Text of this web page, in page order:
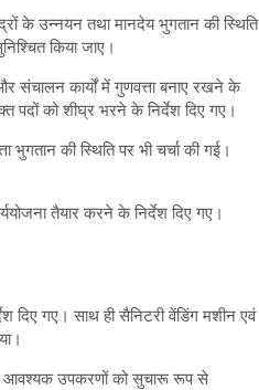
के उन्नयन तथा मानदेय भुगतान की स्थिति
किया जाए।
संचालन कार्यों में गुणवत्ता बनाए रखने के
पदों को शीघ्र भरने के निर्देश दिए गए।
भुगतान की स्थिति पर भी चर्चा की गई।
तैयार करने के निर्देश दिए गए।
दिए गए। साथ ही सैनिटरी वेंडिंग मशीन एवं
आवश्यक उपकरणों को सुचारू रूप से